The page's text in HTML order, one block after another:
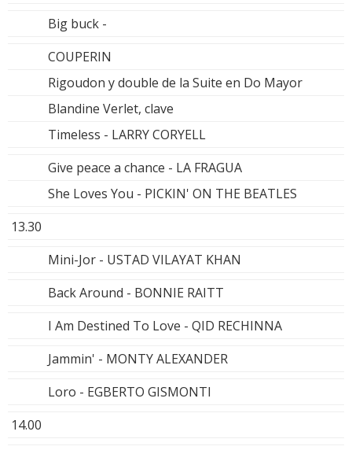
Big buck -
COUPERIN
Rigoudon y double de la Suite en Do Mayor
Blandine Verlet, clave
Timeless - LARRY CORYELL
Give peace a chance - LA FRAGUA
She Loves You - PICKIN' ON THE BEATLES
13.30
Mini-Jor - USTAD VILAYAT KHAN
Back Around - BONNIE RAITT
I Am Destined To Love - QID RECHINNA
Jammin' - MONTY ALEXANDER
Loro - EGBERTO GISMONTI
14.00